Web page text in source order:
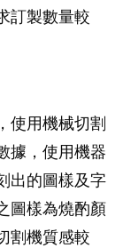
訂製數量較
使用機械切割
據，使用機器
出的圖樣及字
圖樣為燒酌顏
割機質感較